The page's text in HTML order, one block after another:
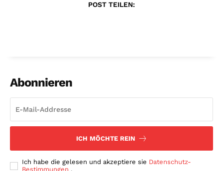
POST TEILEN:
Abonnieren
ICH MÖCHTE REIN
Ich habe die gelesen und akzeptiere sie Datenschutz-
Bestimmungen .